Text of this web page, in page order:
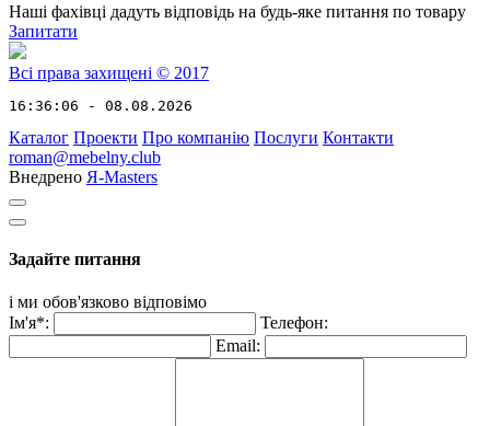
Наші фахівці дадуть відповідь на будь-яке питання по товару
Запитати
Всі права захищені © 2017
16:36:06 - 08.08.2026
Каталог Проекти Про компанію Послуги Контакти
roman@mebelny.club
Внедрено Я-Masters
Задайте питання
і ми обов'язково відповімо
Ім'я*:
Телефон:
Email: